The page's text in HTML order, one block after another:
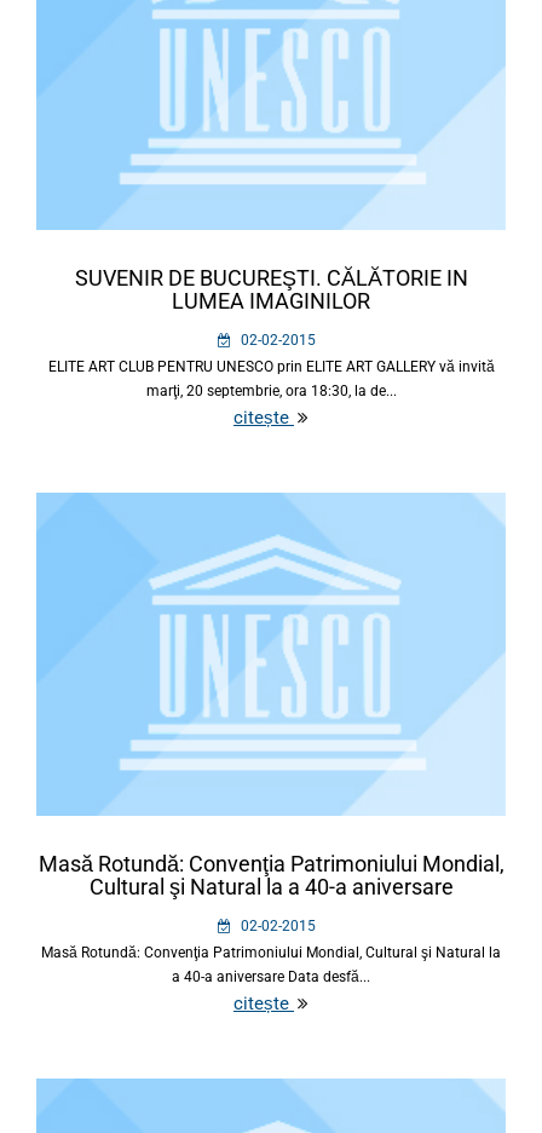
SUVENIR DE BUCUREŞTI. CĂLĂTORIE IN
LUMEA IMAGINILOR
02-02-2015
ELITE ART CLUB PENTRU UNESCO prin ELITE ART GALLERY vă invită
marţi, 20 septembrie, ora 18:30, la de...
citește
Masă Rotundă: Convenţia Patrimoniului Mondial,
Cultural şi Natural la a 40-a aniversare
02-02-2015
Masă Rotundă: Convenţia Patrimoniului Mondial, Cultural şi Natural la
a 40-a aniversare Data desfă...
citește